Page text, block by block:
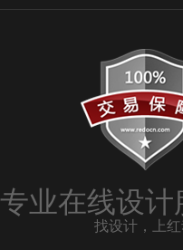
专业在线设计
找设计，上红